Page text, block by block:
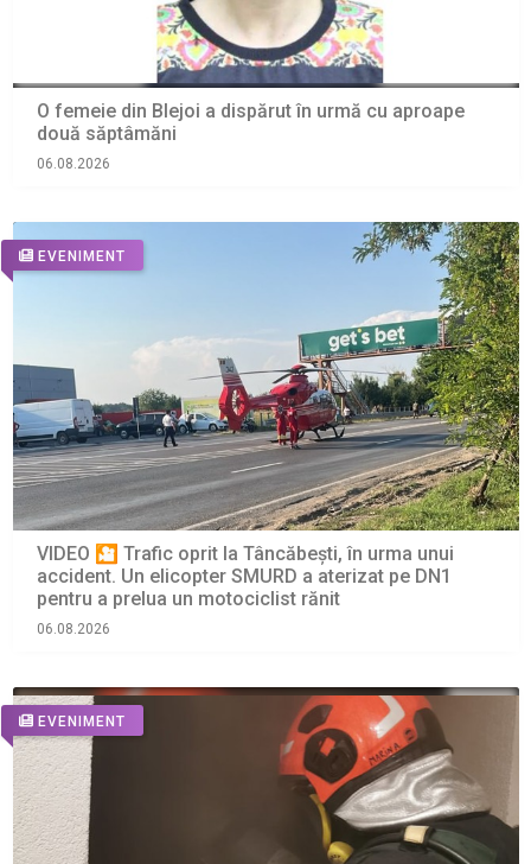
O femeie din Blejoi a dispărut în urmă cu aproape
două săptâmăni
06.08.2026
EVENIMENT
VIDEO 🎦 Trafic oprit la Tâncăbești, în urma unui
accident. Un elicopter SMURD a aterizat pe DN1
pentru a prelua un motociclist rănit
06.08.2026
EVENIMENT